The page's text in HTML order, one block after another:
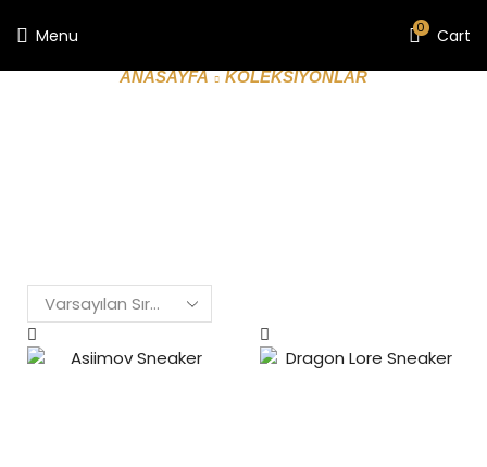
Menu 0 Cart
ANASAYFA KOLEKSIYONLAR